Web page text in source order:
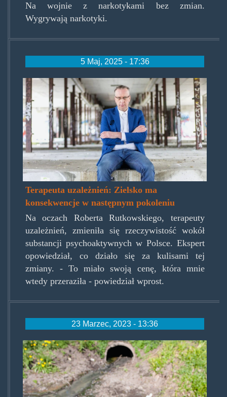
Na wojnie z narkotykami bez zmian.
Wygrywają narkotyki.
5 Maj, 2025 - 17:36
robert-
rutkowski00.jpg
Terapeuta uzależnień: Zielsko ma
konsekwencje w następnym pokoleniu
Na oczach Roberta Rutkowskiego, terapeuty
uzależnień, zmieniła się rzeczywistość wokół
substancji psychoaktywnych w Polsce. Ekspert
opowiedział, co działo się za kulisami tej
zmiany. - To miało swoją cenę, która mnie
wtedy przeraziła - powiedział wprost.
23 Marzec, 2023 - 13:36
wastewater.jpg